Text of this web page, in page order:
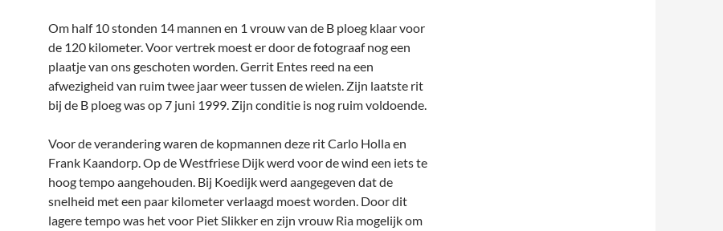
Om half 10 stonden 14 mannen en 1 vrouw van de B ploeg klaar voor
de 120 kilometer. Voor vertrek moest er door de fotograaf nog een
plaatje van ons geschoten worden. Gerrit Entes reed na een
afwezigheid van ruim twee jaar weer tussen de wielen. Zijn laatste rit
bij de B ploeg was op 7 juni 1999. Zijn conditie is nog ruim voldoende.
Voor de verandering waren de kopmannen deze rit Carlo Holla en
Frank Kaandorp. Op de Westfriese Dijk werd voor de wind een iets te
hoog tempo aangehouden. Bij Koedijk werd aangegeven dat de
snelheid met een paar kilometer verlaagd moest worden. Door dit
lagere tempo was het voor Piet Slikker en zijn vrouw Ria mogelijk om